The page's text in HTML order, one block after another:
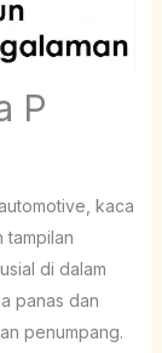
P
kaca
tampilan
di dalam
panas dan
penumpang.